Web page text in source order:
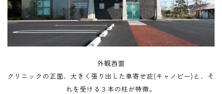
外観西面
クリニックの正面、大きく張り出した車寄せ庇(キャノピー)と、そ
れを受ける３本の柱が特徴。